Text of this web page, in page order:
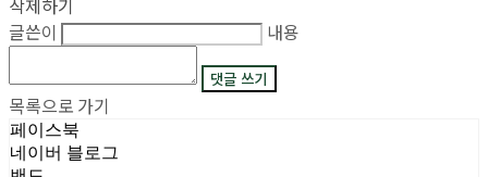
글쓴이
내용
댓글 쓰기
목록으로 가기
페이스북
네이버 블로그